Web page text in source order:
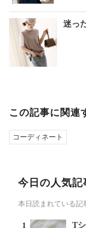
迷っ
この記事に関連
コーディネート
今日の人気記
本日読まれている記
T